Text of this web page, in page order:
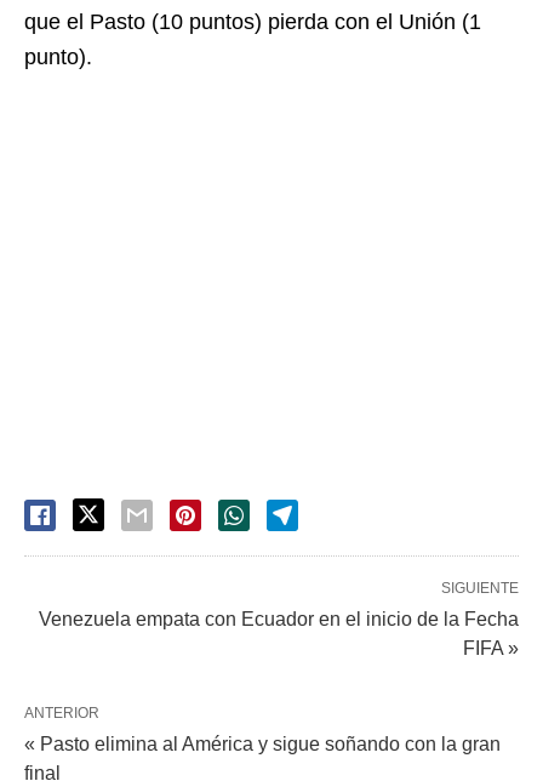
que el Pasto (10 puntos) pierda con el Unión (1
punto).
SIGUIENTE
Venezuela empata con Ecuador en el inicio de la Fecha
FIFA »
ANTERIOR
« Pasto elimina al América y sigue soñando con la gran
final